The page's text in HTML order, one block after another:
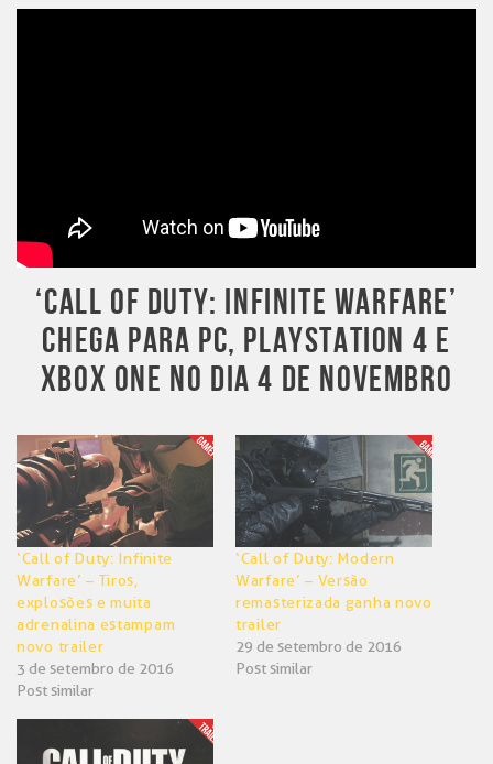
‘CALL OF DUTY: INFINITE WARFARE’
CHEGA PARA PC, PLAYSTATION 4 E
XBOX ONE NO DIA 4 DE NOVEMBRO
‘Call of Duty: Infinite
Warfare’ – Tiros,
explosões e muita
adrenalina estampam
novo trailer
3 de setembro de 2016
Post similar
‘Call of Duty: Modern
Warfare’ – Versão
remasterizada ganha novo
trailer
29 de setembro de 2016
Post similar